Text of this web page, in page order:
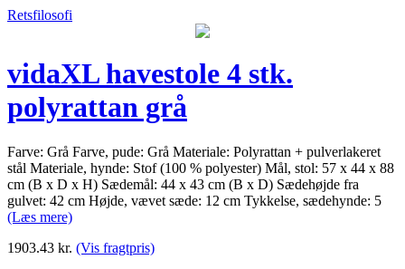
Retsfilosofi
vidaXL havestole 4 stk.
polyrattan grå
Farve: Grå Farve, pude: Grå Materiale: Polyrattan + pulverlakeret
stål Materiale, hynde: Stof (100 % polyester) Mål, stol: 57 x 44 x 88
cm (B x D x H) Sædemål: 44 x 43 cm (B x D) Sædehøjde fra
gulvet: 42 cm Højde, vævet sæde: 12 cm Tykkelse, sædehynde: 5
(Læs mere)
1903.43 kr. (Vis fragtpris)